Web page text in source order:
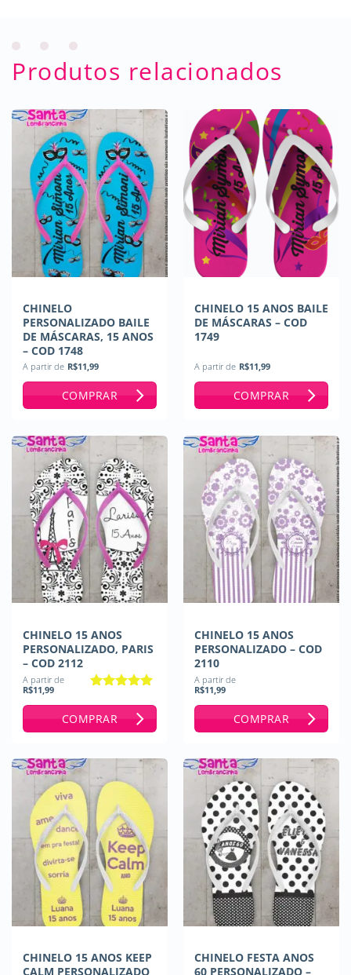
Produtos relacionados
CHINELO
PERSONALIZADO BAILE
DE MÁSCARAS, 15 ANOS
– COD 1748
A partir de R$11,99
COMPRAR
CHINELO 15 ANOS BAILE
DE MÁSCARAS – COD
1749
A partir de R$11,99
COMPRAR
CHINELO 15 ANOS
PERSONALIZADO, PARIS
– COD 2112
A partir de
R$11,99
COMPRAR
CHINELO 15 ANOS
PERSONALIZADO – COD
2110
A partir de
R$11,99
COMPRAR
CHINELO 15 ANOS KEEP
CALM PERSONALIZADO
CHINELO FESTA ANOS
60 PERSONALIZADO –